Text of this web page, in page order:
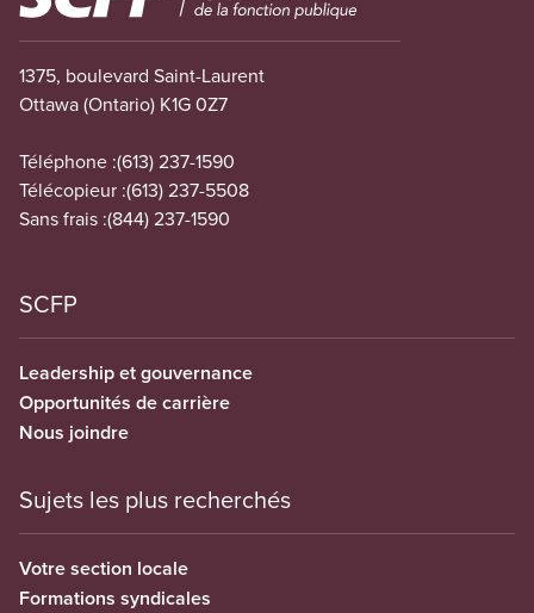
1375, boulevard Saint-Laurent
Ottawa (Ontario) K1G 0Z7
Téléphone :(613) 237-1590
Télécopieur :(613) 237-5508
Sans frais :(844) 237-1590
SCFP
Leadership et gouvernance
Opportunités de carrière
Nous joindre
Sujets les plus recherchés
Votre section locale
Formations syndicales